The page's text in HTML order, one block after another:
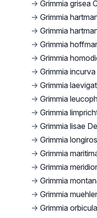
→ Grimmia grisea
→ Grimmia
→ Grimmia
→ Grimmia
→ Grimmia
→ Grimmia
→ Grimmia
→ Grimmia
→ Grimmia
→ Grimmia lisae
→ Grimmia
→ Grimmia
→ Grimmia
→ Grimmia
→ Grimmia
→ Grimmia